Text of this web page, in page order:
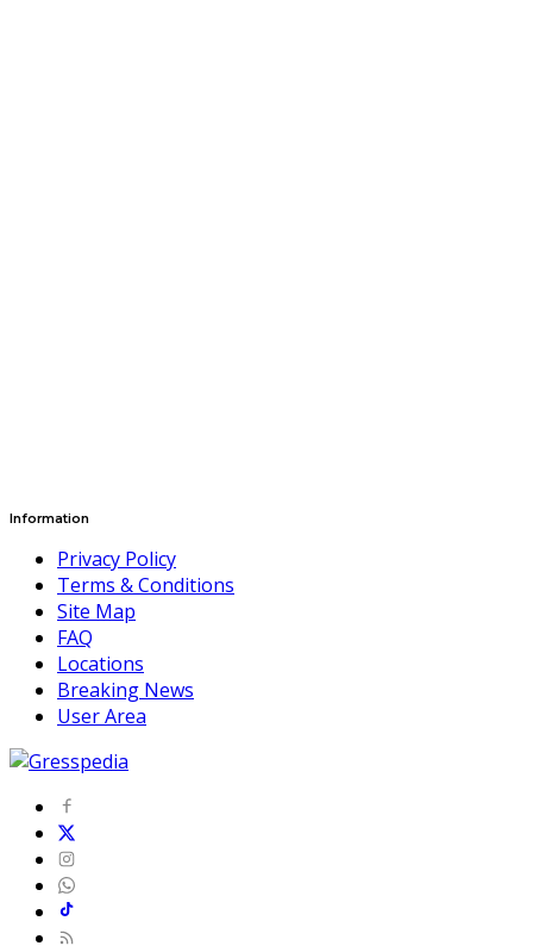
Information
Privacy Policy
Terms & Conditions
Site Map
FAQ
Locations
Breaking News
User Area